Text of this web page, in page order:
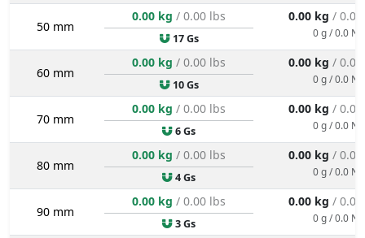
50 mm
0.00 kg / 0.00 lbs
17 Gs
0.00 kg /
0 g / 0.0 N
60 mm
0.00 kg / 0.00 lbs
10 Gs
0.00 kg /
0 g / 0.0 N
70 mm
0.00 kg / 0.00 lbs
6 Gs
0.00 kg /
0 g / 0.0 N
80 mm
0.00 kg / 0.00 lbs
4 Gs
0.00 kg /
0 g / 0.0 N
90 mm
0.00 kg / 0.00 lbs
3 Gs
0.00 kg /
0 g / 0.0 N